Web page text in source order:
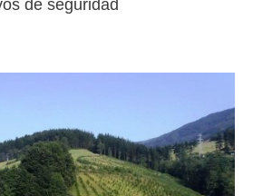
de seguridad